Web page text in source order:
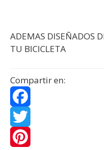
ADEMAS DISEÑADOS
TU BICICLETA
Compartir en:
F
aT